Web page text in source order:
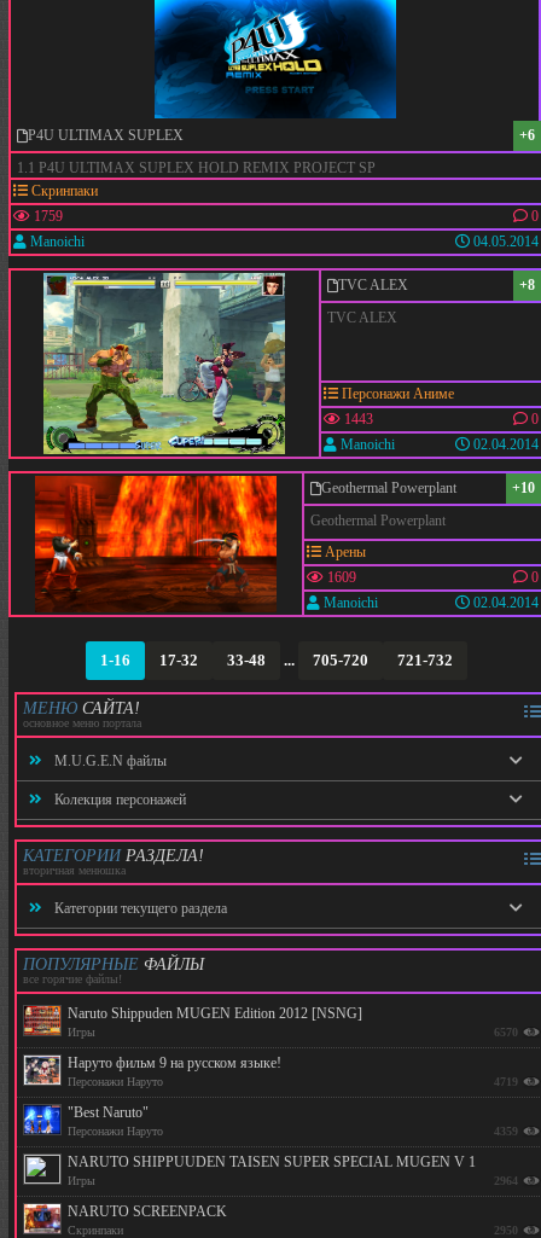
МЕНЮ САЙТА!
основное меню портала
M.U.G.E.N файлы
Персонажи
Скринпаки
Лайфбары
Арены
Игры
Программы
ЭКСКЛЮЗИВНЫЙ РАЗДЕЛ
Колекция персонажей
Наруто
Персонажи аниме
Персонажи +18
КАТЕГОРИИ РАЗДЕЛА!
вторичная менюшка
Категории текущего раздела
Эксклюзив
Скринпаки
Лайфбары
Арены
Программы
Игры
Туториалы
ПОПУЛЯРНЫЕ ФАЙЛЫ
все горячие файлы!
Naruto Shippuden MUGEN Edition 2012 [NSNG]
Игры 6570
Наруто фильм 9 на русском языке!
Персонажи Наруто 4719
"Best Naruto"
Персонажи Наруто 4359
NARUTO SHIPPUUDEN TAISEN SUPER SPECIAL MUGEN V 1
Игры 2964
NARUTO SCREENPACK
Скринпаки 2950
P4U ULTIMAX SUPLEX
+6
1.1 P4U ULTIMAX SUPLEX HOLD REMIX PROJECT SP
Скринпаки
1759
0
Manoichi
04.05.2014
TVC ALEX
+8
TVC ALEX
Персонажи Аниме
1443
0
Manoichi
02.04.2014
Geothermal Powerplant
+10
Geothermal Powerplant
Арены
1609
0
Manoichi
02.04.2014
1-16 17-32 33-48 ... 705-720 721-732